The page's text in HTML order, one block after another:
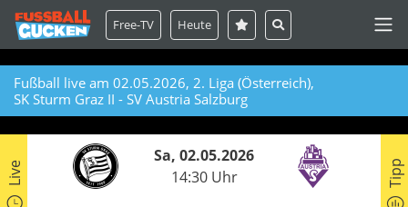
Free-TV Heute
Fußball live am 02.05.2026, 2. Liga (Österreich),
SK Sturm Graz II - SV Austria Salzburg
Live
Sa, 02.05.2026
14:30 Uhr
Tipp